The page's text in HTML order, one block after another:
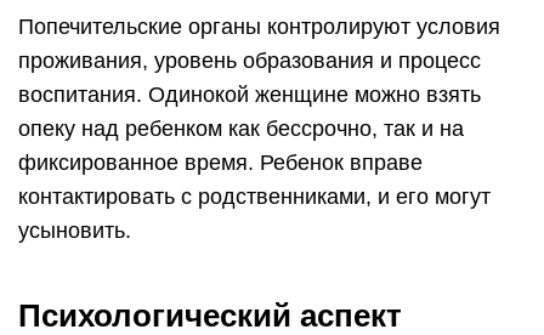
Попечительские органы контролируют условия
проживания, уровень образования и процесс
воспитания. Одинокой женщине можно взять
опеку над ребенком как бессрочно, так и на
фиксированное время. Ребенок вправе
контактировать с родственниками, и его могут
усыновить.
Психологический аспект